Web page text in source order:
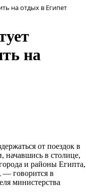
на отдых в Египет
на
от поездок в
начавшись в столице,
и районы Египта,
— говорится в
министерства